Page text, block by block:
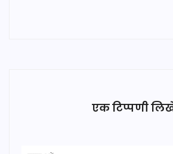
एक टिप्पणी